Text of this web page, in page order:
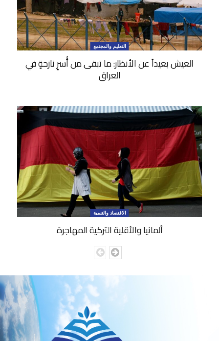
التعليم والمجتمع
العيش بعيداً عن الأنظار: ما تبقى من أُسرٍ نازحةٍ في
العراق
الاقتصاد والتنمية
ألمانيا والأقلية التركية المهاجرة